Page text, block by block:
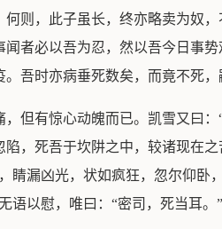
则，此子虽长，终亦略卖为奴
者必以吾为忍，然以吾今日事
吾时亦病垂死数矣，而竟不死
但有惊心动魄而已。凯雪又曰
，死吾于坎阱之中，较诸现在
睛漏凶光，状如疯狂，忽尔仰卧
以慰，唯曰：“密司，死当耳。